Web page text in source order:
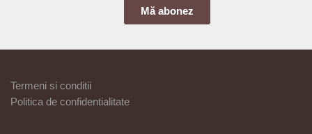
Termeni si conditii
Politica de confidentialitate